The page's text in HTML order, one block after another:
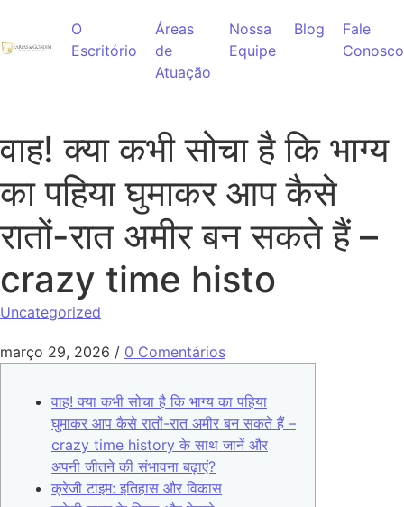
O
Escritório
Áreas
de
Atuação
Nossa
Equipe
Blog
Fale
Conosco
वाह! क्या कभी सोचा है कि भाग्य
का पहिया घुमाकर आप कैसे
रातों-रात अमीर बन सकते हैं –
crazy time histo
Uncategorized
março 29, 2026 / 0 Comentários
वाह! क्या कभी सोचा है कि भाग्य का पहिया
घुमाकर आप कैसे रातों-रात अमीर बन सकते हैं –
crazy time history के साथ जानें और
अपनी जीतने की संभावना बढ़ाएं?
क्रेजी टाइम: इतिहास और विकास